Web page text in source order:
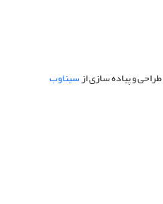
طراحی و پیاده سازی ازسیناوب